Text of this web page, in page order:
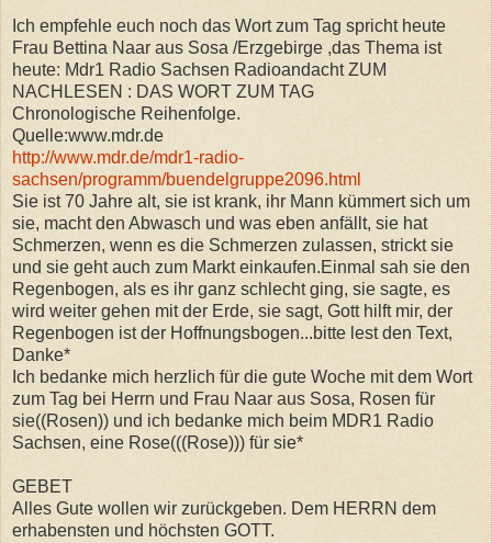
Ich empfehle euch noch das Wort zum Tag spricht heute
Frau Bettina Naar aus Sosa /Erzgebirge ,das Thema ist
heute: Mdr1 Radio Sachsen Radioandacht ZUM
NACHLESEN : DAS WORT ZUM TAG
Chronologische Reihenfolge.
Quelle:www.mdr.de
http://www.mdr.de/mdr1-radio-
sachsen/programm/buendelgruppe2096.html
Sie ist 70 Jahre alt, sie ist krank, ihr Mann kümmert sich um
sie, macht den Abwasch und was eben anfällt, sie hat
Schmerzen, wenn es die Schmerzen zulassen, strickt sie
und sie geht auch zum Markt einkaufen.Einmal sah sie den
Regenbogen, als es ihr ganz schlecht ging, sie sagte, es
wird weiter gehen mit der Erde, sie sagt, Gott hilft mir, der
Regenbogen ist der Hoffnungsbogen...bitte lest den Text,
Danke*
Ich bedanke mich herzlich für die gute Woche mit dem Wort
zum Tag bei Herrn und Frau Naar aus Sosa, Rosen für
sie((Rosen)) und ich bedanke mich beim MDR1 Radio
Sachsen, eine Rose(((Rose))) für sie*
GEBET
Alles Gute wollen wir zurückgeben. Dem HERRN dem
erhabensten und höchsten GOTT.